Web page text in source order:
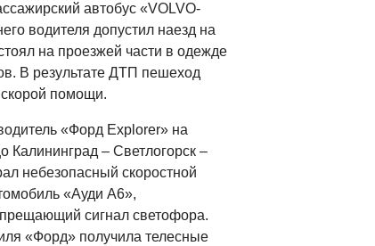
автобус «VOLVO-
водителя допустил наезд на
на проезжей части в одежде
В результате ДТП пешеход
помощи.
«Форд Explorer» на
Калининград – Светлогорск –
небезопасный скоростной
«Ауди А6»,
сигнал светофора.
«Форд» получила телесные